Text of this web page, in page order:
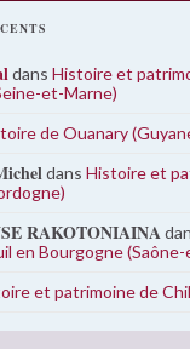
dans Histoire et
et-Marne)
de Ouanary
dans Histoire et
RAKOTONIAINA
en Bourgogne
et patrimoine de